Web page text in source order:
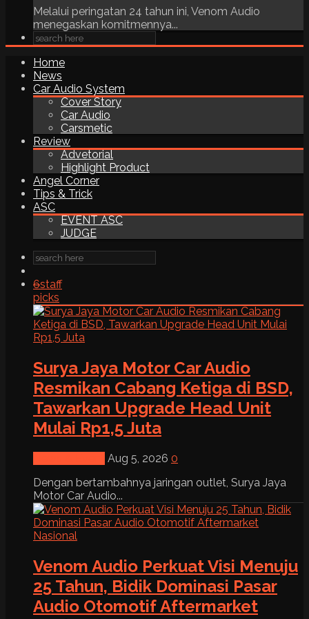
Melalui peringatan 24 tahun ini, Venom Audio
menegaskan komitmennya...
Home
News
Car Audio System
Cover Story
Car Audio
Carsmetic
Review
Advetorial
Highlight Product
Angel Corner
Tips & Trick
ASC
EVENT ASC
JUDGE
6staff
picks
Surya Jaya Motor Car Audio
Resmikan Cabang Ketiga di BSD,
Tawarkan Upgrade Head Unit
Mulai Rp1,5 Juta
Aug 5, 2026 0
Dengan bertambahnya jaringan outlet, Surya Jaya
Motor Car Audio...
Venom Audio Perkuat Visi Menuju
25 Tahun, Bidik Dominasi Pasar
Audio Otomotif Aftermarket